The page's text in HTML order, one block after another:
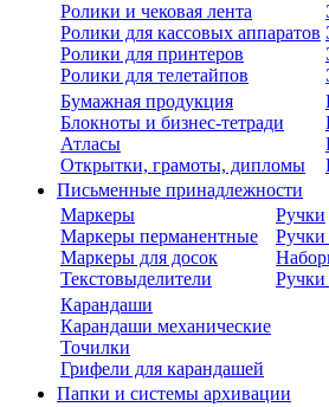
Ролики и чековая лента
Ролики для кассовых аппаратов
Ролики для принтеров
Ролики для телетайпов
Бумажная продукция
Блокноты и бизнес-тетради
Атласы
Открытки, грамоты, дипломы
Письменные принадлежности
Маркеры
Маркеры перманентные
Маркеры для досок
Текстовыделители
Ручки
Ручки
Ручки
Карандаши
Карандаши механические
Точилки
Грифели для карандашей
Папки и системы архивации